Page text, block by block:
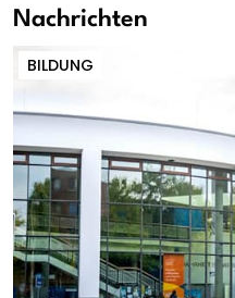
Nachrichten
BILDUNG